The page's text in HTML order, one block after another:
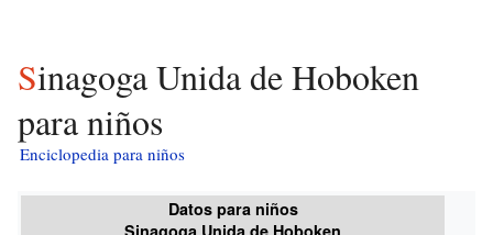
Sinagoga Unida de Hoboken
para niños
Enciclopedia para niños
Datos para niños
Sinagoga Unida de Hoboken